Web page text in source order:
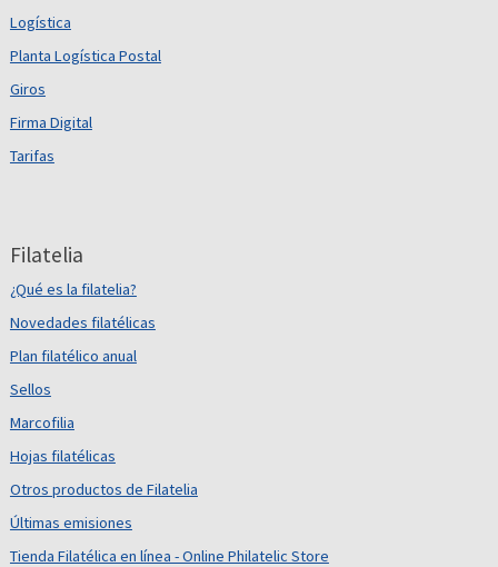
Logística
Planta Logística Postal
Giros
Firma Digital
Tarifas
Filatelia
¿Qué es la filatelia?
Novedades filatélicas
Plan filatélico anual
Sellos
Marcofilia
Hojas filatélicas
Otros productos de Filatelia
Últimas emisiones
Tienda Filatélica en línea - Online Philatelic Store